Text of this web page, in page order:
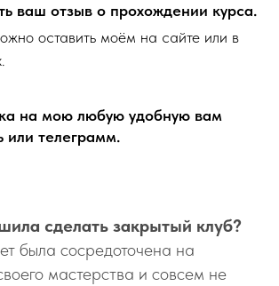
ваш отзыв о прохождении курса.
оставить моём на сайте или в
на мою любую удобную вам
или телеграмм.
сделать закрытый клуб?
была сосредоточена на
мастерства и совсем не